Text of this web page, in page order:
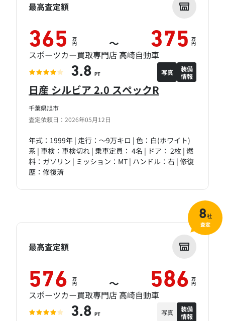
千葉県旭市
査定依頼日：2026年05月12日
日産 シルビア 2.0 スペックR
年式：1999年 | 走行：～9万キロ | 色：白(ホワイト)
系 | 車検：車検切れ | 乗車定員： 4名 | ドア： 2枚 | 燃
料：ガソリン | ミッション：MT | ハンドル：右 | 修復
歴：修復済
最高査定額
365 万
円 ～ 375 万
円
スポーツカー買取専門店 高崎自動車
3.8 PT 写真
装備
情報
最高査定額
576 万
円 ～ 586 万
円
スポーツカー買取専門店 高崎自動車
3.8 PT 写真
装備
情報
8社
査定